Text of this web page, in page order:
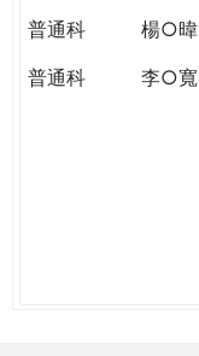
YOU
THE
普通科
楊○暐
普通科
李○寬